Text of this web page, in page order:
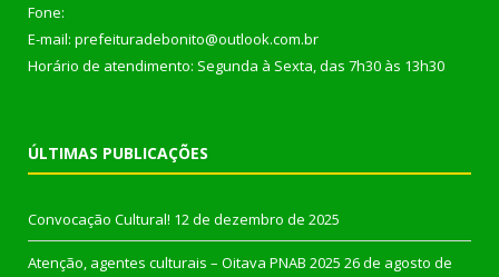
Fone:
E-mail: prefeituradebonito@outlook.com.br
Horário de atendimento: Segunda à Sexta, das 7h30 às 13h30
ÚLTIMAS PUBLICAÇÕES
Convocação Cultural! 12 de dezembro de 2025
Atenção, agentes culturais – Oitava PNAB 2025 26 de agosto de